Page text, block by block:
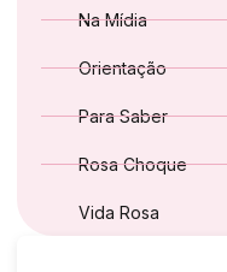
Na Mídia
Orientação
Para Saber
Rosa Choque
Vida Rosa